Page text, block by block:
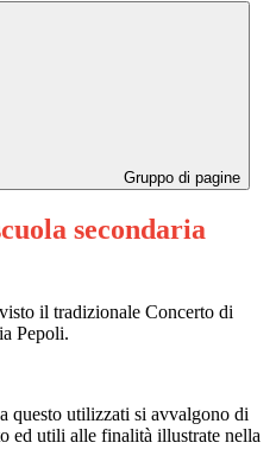
Gruppo di pagine
secondaria
il tradizionale Concerto di
Pepoli.
questo utilizzati si avvalgono di
ed utili alle finalità illustrate nella